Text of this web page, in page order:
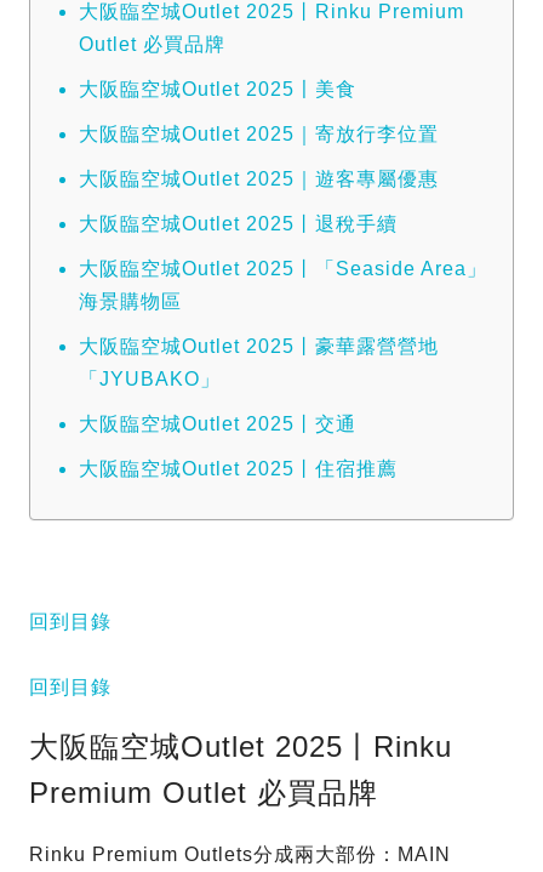
大阪臨空城Outlet 2025丨Rinku Premium
Outlet 必買品牌
大阪臨空城Outlet 2025〡美食
大阪臨空城Outlet 2025｜寄放行李位置
大阪臨空城Outlet 2025｜遊客專屬優惠
大阪臨空城Outlet 2025丨退稅手續
大阪臨空城Outlet 2025丨「Seaside Area」
海景購物區
大阪臨空城Outlet 2025丨豪華露營營地
「JYUBAKO」
大阪臨空城Outlet 2025丨交通
大阪臨空城Outlet 2025丨住宿推薦
回到目錄
回到目錄
大阪臨空城Outlet 2025丨Rinku
Premium Outlet 必買品牌
Rinku Premium Outlets分成兩大部份：MAIN